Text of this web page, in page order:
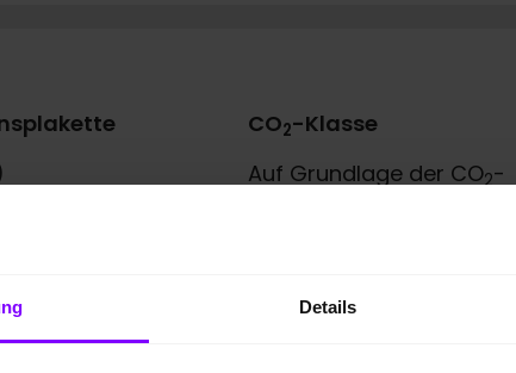
Details
CO2-Klasse
Auf Grundlage der CO2-